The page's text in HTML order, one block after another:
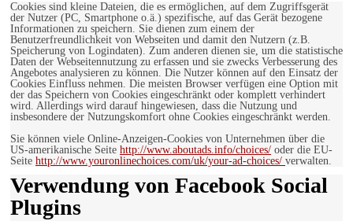
Cookies sind kleine Dateien, die es ermöglichen, auf dem Zugriffsgerät
der Nutzer (PC, Smartphone o.ä.) spezifische, auf das Gerät bezogene
Informationen zu speichern. Sie dienen zum einem der
Benutzerfreundlichkeit von Webseiten und damit den Nutzern (z.B.
Speicherung von Logindaten). Zum anderen dienen sie, um die statistische
Daten der Webseitennutzung zu erfassen und sie zwecks Verbesserung des
Angebotes analysieren zu können. Die Nutzer können auf den Einsatz der
Cookies Einfluss nehmen. Die meisten Browser verfügen eine Option mit
der das Speichern von Cookies eingeschränkt oder komplett verhindert
wird. Allerdings wird darauf hingewiesen, dass die Nutzung und
insbesondere der Nutzungskomfort ohne Cookies eingeschränkt werden.
Sie können viele Online-Anzeigen-Cookies von Unternehmen über die
US-amerikanische Seite http://www.aboutads.info/choices/ oder die EU-
Seite http://www.youronlinechoices.com/uk/your-ad-choices/ verwalten.
Verwendung von Facebook Social
Plugins